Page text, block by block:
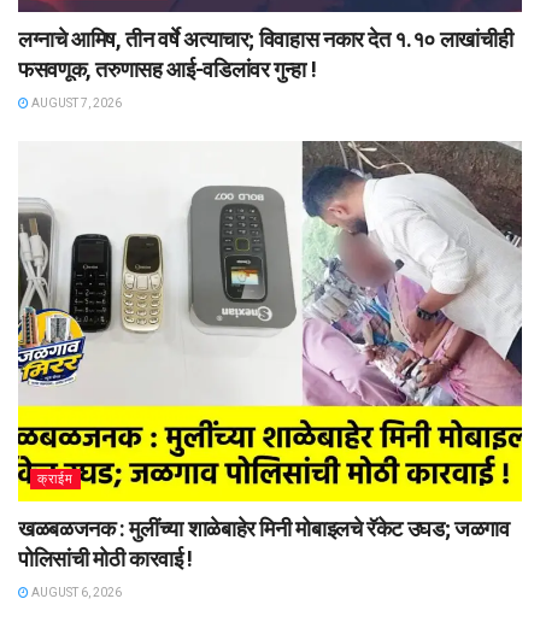
लग्नाचे आमिष, तीन वर्षे अत्याचार; विवाहास नकार देत १.१० लाखांचीही
फसवणूक, तरुणासह आई-वडिलांवर गुन्हा !
AUGUST 7, 2026
क्राईम
खळबळजनक : मुलींच्या शाळेबाहेर मिनी मोबाइलचे रॅकेट उघड; जळगाव
पोलिसांची मोठी कारवाई !
AUGUST 6, 2026